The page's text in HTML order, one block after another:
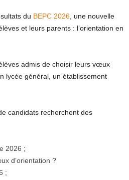
du BEPC 2026, une nouvelle
et leurs parents : l’orientation en
admis de choisir leurs vœux
lycée général, un établissement
candidats recherchent des
2026 ;
d’orientation ?
;